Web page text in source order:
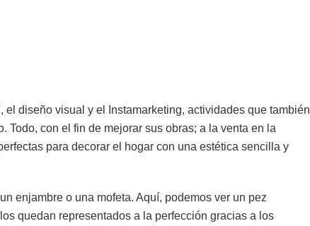
diseño visual y el Instamarketing, actividades que también
Todo, con el fin de mejorar sus obras; a la venta en la
para decorar el hogar con una estética sencilla y
enjambre o una mofeta. Aquí, podemos ver un pez
quedan representados a la perfección gracias a los